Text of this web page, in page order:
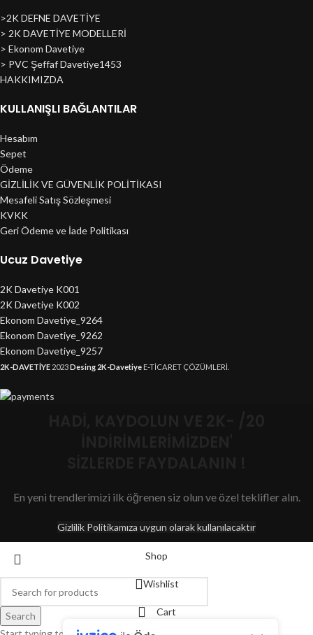
>2K DEFNE DAVETİYE
> 2K DAVETİYE MODELLERİ
> Ekonom Davetiye
> PVC Şeffaf Davetiye1453
HAKKIMIZDA
KULLANIŞLI BAĞLANTILAR
Hesabım
Sepet
Ödeme
GİZLİLİK VE GÜVENLİK POLİTİKASI
Mesafeli Satış Sözleşmesi
KVKK
Geri Ödeme ve İade Politikası
Ucuz Davetiye
2K Davetiye K001
2K Davetiye K002
Ekonom Davetiye_9264
Ekonom Davetiye_9262
Ekonom Davetiye_9257
2K-DAVETİYE 2023Desing 2K-Davetiye E-TİCARET ÇÖZÜMLERİ.
En yeni trendlerimizi ilk öğrenen siz olun ve özel teklifler alın.
Gizlilik Politikamıza uygun olarak kullanılacaktır
Search
Shop
Wishlist
Cart